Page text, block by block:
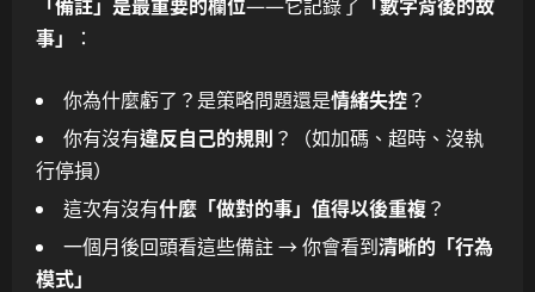
「備註」是最重要的欄位——它記錄了 「數字背後的故
事」
：
你為什麼虧了？是策略問題還是情緒失控？
你有沒有違反自己的規則 ？（如加碼、超時、沒執
行停損）
這次有沒有什麼「做對的事」值得以後重複？
一個月後回頭看這些備註 → 你會看到清晰的「行為
模式」